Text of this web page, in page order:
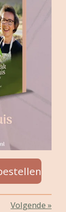
Volgende »